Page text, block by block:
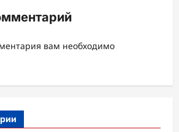
вам необходимо